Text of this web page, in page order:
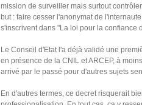
mission de surveiller mais surtout
but : faire cesser l'anonymat de
s'inscrivent dans "La loi pour la confiance
Le Conseil d'Etat l'a déjà validé une
en présence de la CNIL et ARCEP, à
arrivé par le passé pour d'autres sujets
En d'autres termes, ce decret risquerait